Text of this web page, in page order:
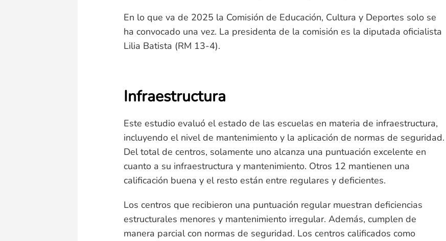
En lo que va de 2025 la Comisión de Educación, Cultura y Deportes solo se
ha convocado una vez. La presidenta de la comisión es la diputada oficialista
Lilia Batista (RM 13-4).
Infraestructura
Este estudio evaluó el estado de las escuelas en materia de infraestructura,
incluyendo el nivel de mantenimiento y la aplicación de normas de seguridad.
Del total de centros, solamente uno alcanza una puntuación excelente en
cuanto a su infraestructura y mantenimiento. Otros 12 mantienen una
calificación buena y el resto están entre regulares y deficientes.
Los centros que recibieron una puntuación regular muestran deficiencias
estructurales menores y mantenimiento irregular. Además, cumplen de
manera parcial con normas de seguridad. Los centros calificados como